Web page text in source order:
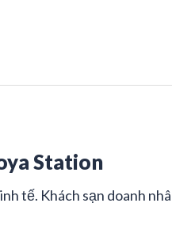
Station
tế. Khách sạn doanh